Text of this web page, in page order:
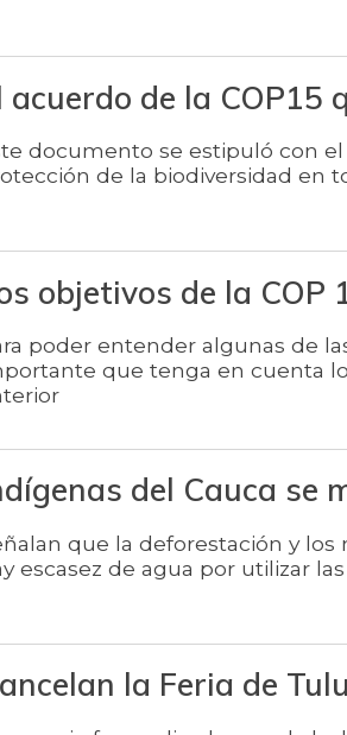
acuerdo de la
documento se estipuló con
de la biodiversidad en
objetivos de la COP
poder entender algunas de
que tenga en cuenta
del Cauca se
que la deforestación y
escasez de agua por utilizar
la Feria de